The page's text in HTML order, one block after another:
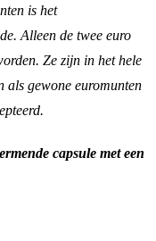
is het
Alleen de twee euro
Ze zijn in het hele
als gewone euromunten
capsule met een